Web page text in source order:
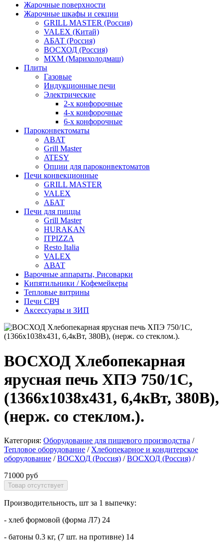
Жарочные поверхности
Жарочные шкафы и секции
GRILL MASTER (Россия)
VALEX (Китай)
АБАТ (Россия)
ВОСХОД (Россия)
МХМ (Марихолодмаш)
Плиты
Газовые
Индукционные печи
Электрические
2-х конфорочные
4-х конфорочные
6-х конфорочные
Пароконвектоматы
ABAT
Grill Master
ATESY
Опции для пароконвектоматов
Печи конвекционные
GRILL MASTER
VALEX
АБАТ
Печи для пиццы
Grill Master
HURAKAN
ITPIZZA
Resto Italia
VALEX
АВАТ
Варочные аппараты, Рисоварки
Кипятильники / Кофемейкеры
Тепловые витрины
Печи СВЧ
Аксессуары и ЗИП
ВОСХОД Хлебопекарная
ярусная печь ХПЭ 750/1C,
(1366x1038x431, 6,4кВт, 380В),
(нерж. со стеклом.).
Категория: Оборудование для пищевого производства /
Тепловое оборудование / Хлебопекарное и кондитерское
оборудование / ВОСХОД (Россия) / ВОСХОД (Россия) /
71000 руб
Производительность, шт за 1 выпечку:
- хлеб формовой (форма Л7) 24
- батоны 0.3 кг, (7 шт. на противне) 14